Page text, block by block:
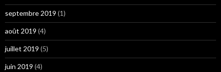
septembre 2019 (1)
août 2019 (4)
juillet 2019 (5)
juin 2019 (4)